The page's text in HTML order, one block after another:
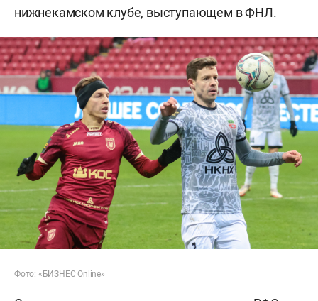
нижнекамском клубе, выступающем в ФНЛ.
Фото: «БИЗНЕС Online»